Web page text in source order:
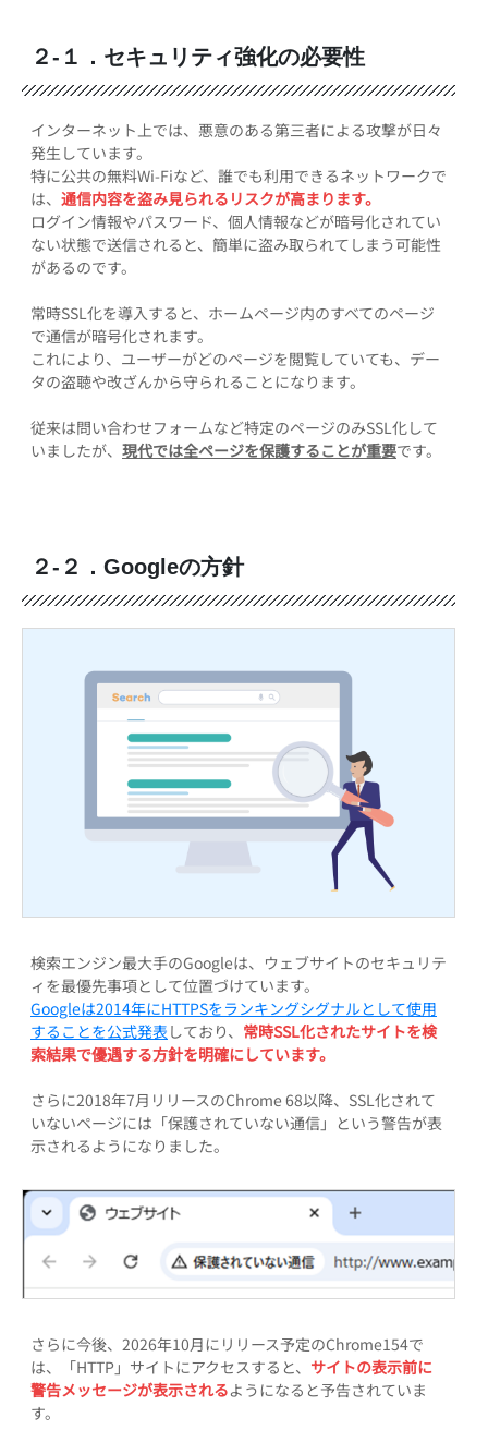
２-１．セキュリティ強化の必要性
インターネット上では、悪意のある第三者による攻撃が日々
発生しています。
特に公共の無料Wi-Fiなど、誰でも利用できるネットワークで
は、 通信内容を盗み見られるリスクが高まります。
ログイン情報やパスワード、個人情報などが暗号化されてい
ない状態で送信されると、簡単に盗み取られてしまう可能性
があるのです。
常時SSL化を導入すると、ホームページ内のすべてのページ
で通信が暗号化されます。
これにより、ユーザーがどのページを閲覧していても、デー
タの盗聴や改ざんから守られることになります。
従来は問い合わせフォームなど特定のページのみSSL化して
いましたが、 現代では全ページを保護することが重要です。
２-２．Googleの方針
検索エンジン最大手のGoogleは、ウェブサイトのセキュリテ
ィを最優先事項として位置づけています。
Googleは2014年にHTTPSをランキングシグナルとして使用
することを公式発表しており、 常時SSL化されたサイトを検
索結果で優遇する方針を明確にしています。
さらに2018年7月リリースのChrome 68以降、SSL化されて
いないページには「保護されていない通信」という警告が表
示されるようになりました。
さらに今後、2026年10月にリリース予定のChrome154で
は、「HTTP」サイトにアクセスすると、 サイトの表示前に
警告メッセージが表示されるようになると予告されていま
す。